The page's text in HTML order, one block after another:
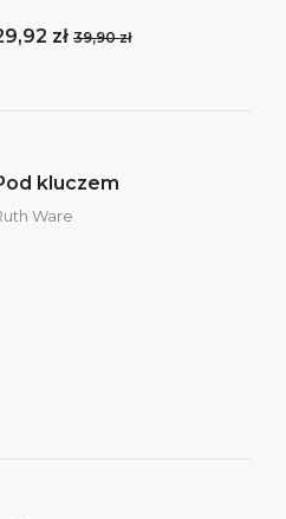
zł 39,90 zł
kluczem
Ware